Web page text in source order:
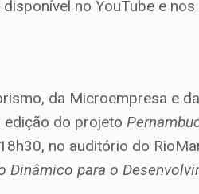
no YouTube e
da Microempresa e
edição do projeto
no auditório do
Dinâmico para o